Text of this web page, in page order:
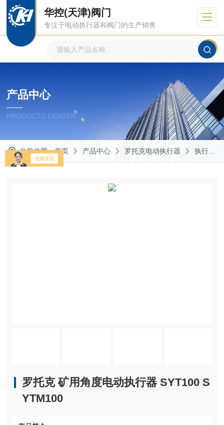
华控(天津)阀门
专注于电动执行器和阀门的生产销售
产品中心
PRODUCTS CENTER
当前位置：首页 产品中心 罗托克电动执行器 执行器
罗托克 矿用角度电动执行器 SYT100 S
YTM100